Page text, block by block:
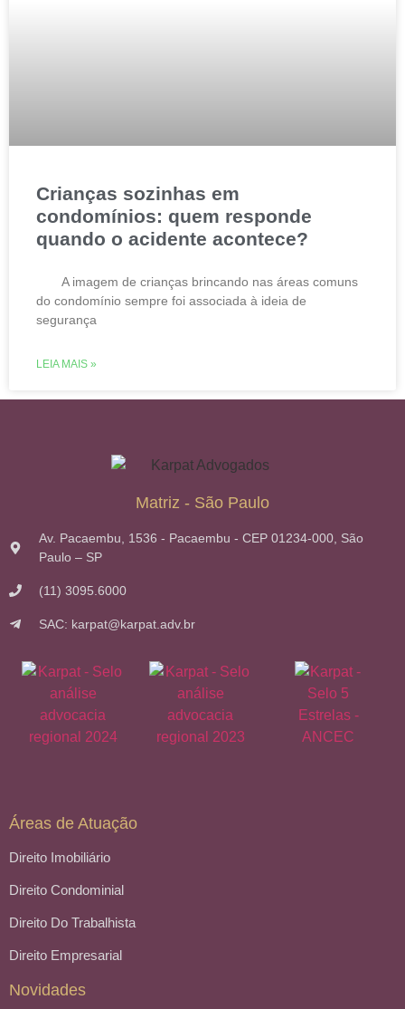
Crianças sozinhas em
condomínios: quem responde
quando o acidente acontece?
A imagem de crianças brincando nas áreas comuns
do condomínio sempre foi associada à ideia de
segurança
LEIA MAIS »
Matriz - São Paulo
Av. Pacaembu, 1536 - Pacaembu - CEP 01234-000, São
Paulo – SP
(11) 3095.6000
SAC: karpat@karpat.adv.br
Áreas de Atuação
Direito Imobiliário
Direito Condominial
Direito Do Trabalhista
Direito Empresarial
Novidades